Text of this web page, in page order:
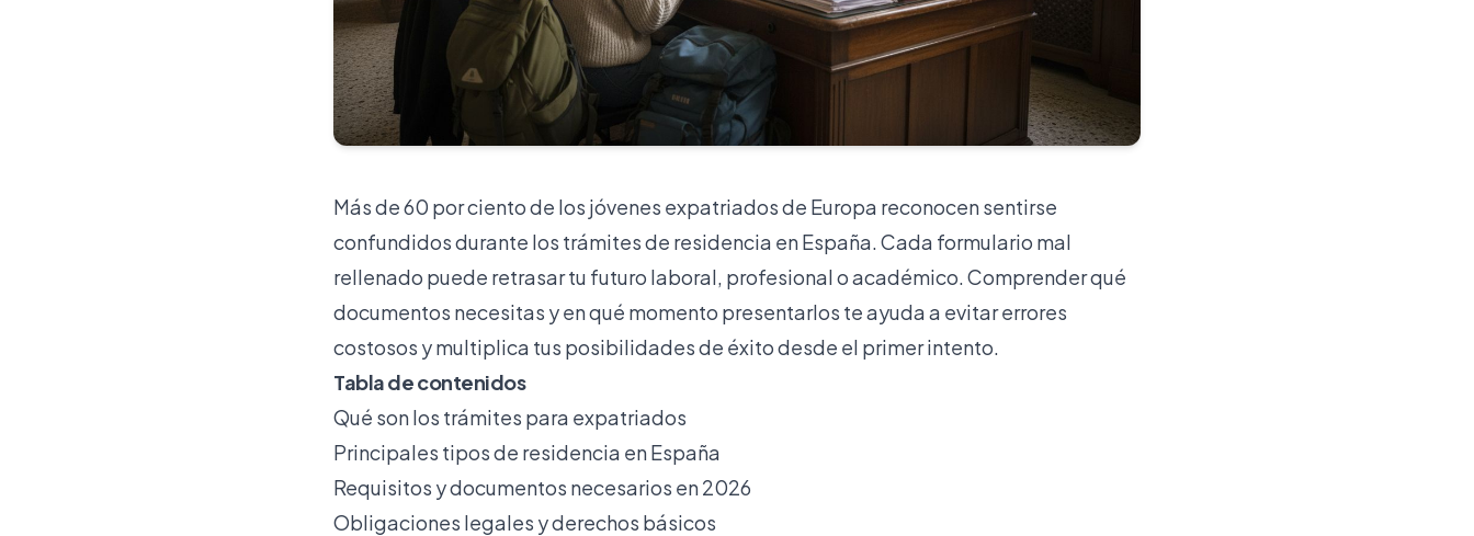
Más de 60 por ciento de los jóvenes expatriados de Europa reconocen sentirse
confundidos durante los trámites de residencia en España. Cada formulario mal
rellenado puede retrasar tu futuro laboral, profesional o académico. Comprender qué
documentos necesitas y en qué momento presentarlos te ayuda a evitar errores
costosos y multiplica tus posibilidades de éxito desde el primer intento.
Tabla de contenidos
Qué son los trámites para expatriados
Principales tipos de residencia en España
Requisitos y documentos necesarios en 2026
Obligaciones legales y derechos básicos